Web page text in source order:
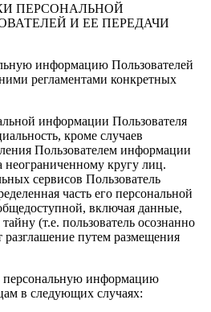
ПЕРСОНАЛЬНОЙ
И ЕЕ ПЕРЕДАЧИ
информацию Пользователей
регламентами конкретных
информации Пользователя
кроме случаев
Пользователем информации
неограниченному кругу лиц.
сервисов Пользователь
часть его персональной
включая данные,
(т.е. пользователь осознанно
разглашение путем размещения
персональную информацию
в следующих случаях: